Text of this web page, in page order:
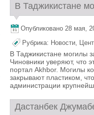
В Таджикистане
Опубликовано 28 мая,
Рубрика: Новости,
В Таджикистане могилы
Чиновники уверяют, что
портал Akhbor. Могилы
закрывают пластиком,
администрации
Дастанбек